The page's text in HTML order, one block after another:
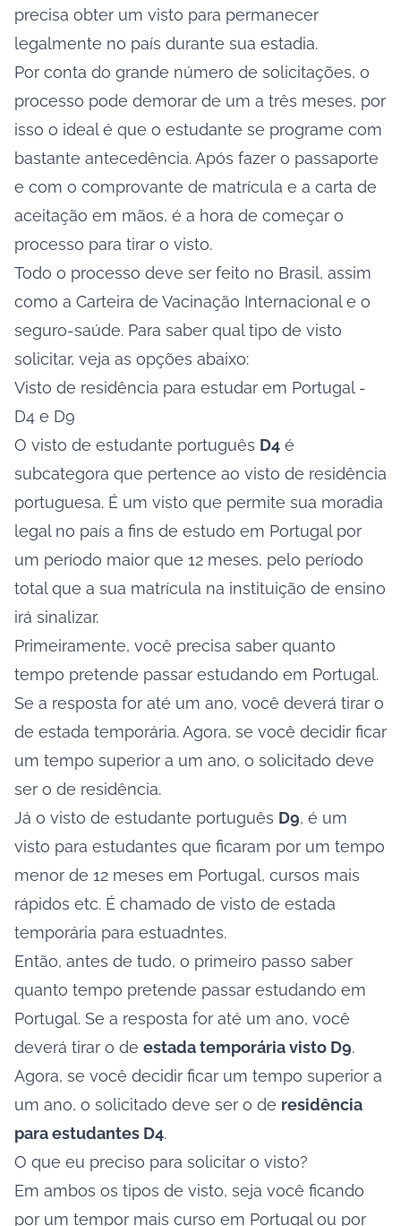
precisa obter um visto para permanecer
legalmente no país durante sua estadia.
Por conta do grande número de solicitações, o
processo pode demorar de um a três meses, por
isso o ideal é que o estudante se programe com
bastante antecedência. Após fazer o passaporte
e com o comprovante de matrícula e a carta de
aceitação em mãos, é a hora de começar o
processo para tirar o visto.
Todo o processo deve ser feito no Brasil, assim
como a Carteira de Vacinação Internacional e o
seguro-saúde. Para saber qual tipo de visto
solicitar, veja as opções abaixo:
Visto de residência para estudar em Portugal -
D4 e D9
O visto de estudante português D4 é
subcategora que pertence ao visto de residência
portuguesa. É um visto que permite sua moradia
legal no país a fins de estudo em Portugal por
um período maior que 12 meses, pelo período
total que a sua matrícula na instituição de ensino
irá sinalizar.
Primeiramente, você precisa saber quanto
tempo pretende passar estudando em Portugal.
Se a resposta for até um ano, você deverá tirar o
de estada temporária. Agora, se você decidir ficar
um tempo superior a um ano, o solicitado deve
ser o de residência.
Já o visto de estudante português D9, é um
visto para estudantes que ficaram por um tempo
menor de 12 meses em Portugal, cursos mais
rápidos etc. É chamado de visto de estada
temporária para estuadntes.
Então, antes de tudo, o primeiro passo saber
quanto tempo pretende passar estudando em
Portugal. Se a resposta for até um ano, você
deverá tirar o de estada temporária visto D9.
Agora, se você decidir ficar um tempo superior a
um ano, o solicitado deve ser o de residência
para estudantes D4.
O que eu preciso para solicitar o visto?
Em ambos os tipos de visto, seja você ficando
por um tempor mais curso em Portugal ou por